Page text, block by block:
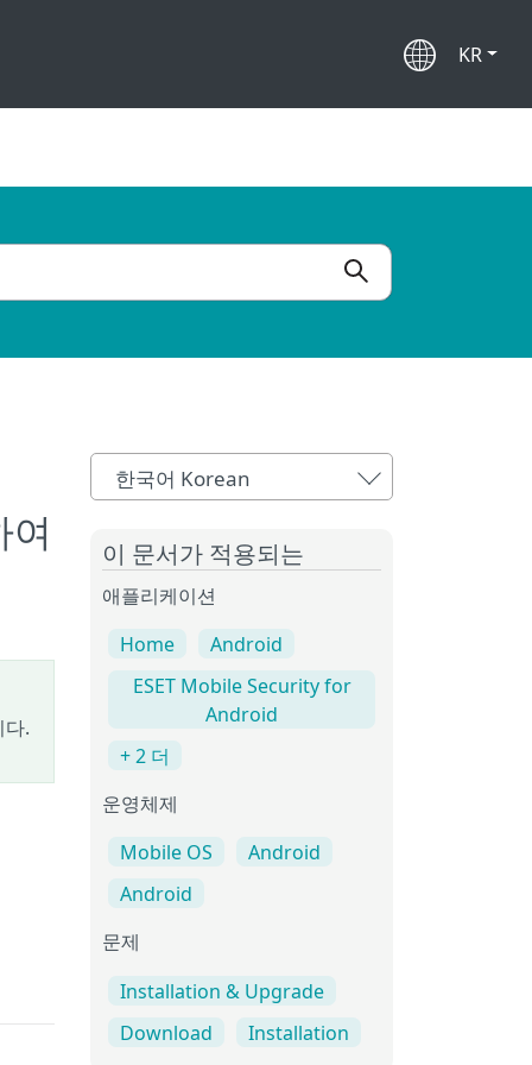
KR
.
한국어 Korean
이 문서가 적용되는
애플리케이션
Home
Android
ESET Mobile Security for
Android
+ 2 더
운영체제
Mobile OS
Android
Android
문제
Installation & Upgrade
Download
Installation